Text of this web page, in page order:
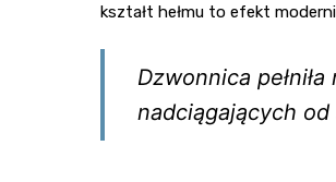
kształt hełmu to efekt
Dzwonnica
nadciągających